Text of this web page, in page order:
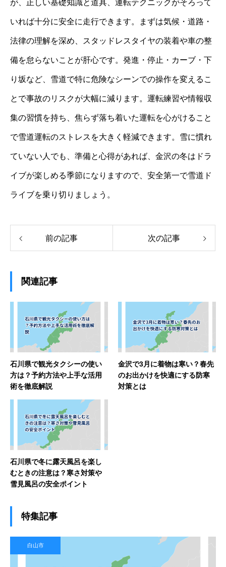
が、正しい基礎知識と道具、運転テクニックがそろって
いれば十分に安全に走行できます。まずは気候・道路・
法律の理解を深め、スタッドレスタイヤの装着や車の整
備を怠らないことが肝心です。発進・停止・カーブ・下
り坂など、雪道で特に危険なシーンでの操作を変えるこ
とで事故のリスクが大幅に減ります。運転練習や情報収
集の習慣を持ち、焦らず落ち着いた運転を心がけること
で雪道運転のストレスを大きく軽減できます。雪に慣れ
ていない人でも、準備と心得があれば、金沢の冬はドラ
イブが楽しめる季節になりますので、安全第一で雪道ド
ライブを乗り切りましょう。
前の記事 次の記事
関連記事
石川県で観光タクシーの使い
方は？予約方法や上手な活用
術を徹底解説
金沢で3月に着物は寒い？春先
のお出かけを快適にする防寒
対策とは
石川県で冬に露天風呂を楽し
むときの注意は？寒さ対策や
雪見風呂の安全ポイント
特集記事
白山市